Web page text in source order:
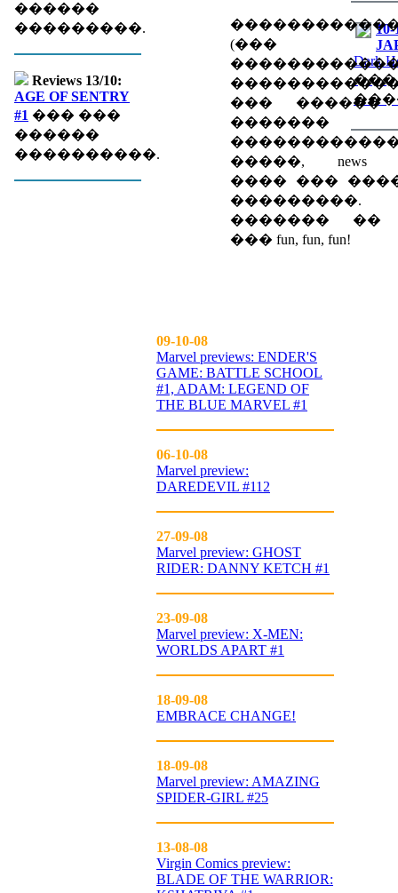
������
���������.
Reviews 13/10:
AGE OF SENTRY
#1 ��� ���
������
����������.
(���
��� ������
�������
�����, news
���� ���
���������.
������� ��
��� fun, fun, fun!
09-10-08
Marvel previews: ENDER'S
GAME: BATTLE SCHOOL
#1, ADAM: LEGEND OF
THE BLUE MARVEL #1
06-10-08
Marvel preview:
DAREDEVIL #112
27-09-08
Marvel preview: GHOST
RIDER: DANNY KETCH #1
23-09-08
Marvel preview: X-MEN:
WORLDS APART #1
18-09-08
EMBRACE CHANGE!
18-09-08
Marvel preview: AMAZING
SPIDER-GIRL #25
13-08-08
Virgin Comics preview:
BLADE OF THE WARRIOR:
10-
Dark